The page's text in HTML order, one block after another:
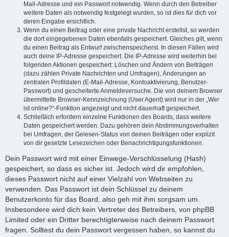
Mail-Adresse und ein Passwort notwendig. Wenn durch den Betreiber
weitere Daten als notwendig festgelegt wurden, so ist dies für dich vor
deren Eingabe ersichtlich.
Wenn du einen Beitrag oder eine private Nachricht erstellst, so werden
die dort eingegebenen Daten ebenfalls gespeichert. Gleiches gilt, wenn
du einen Beitrag als Entwurf zwischenspeicherst. In diesen Fällen wird
auch deine IP-Adresse gespeichert. Die IP-Adresse wird weiterhin bei
folgenden Aktionen gespeichert: Löschen und Ändern von Beiträgen
(dazu zählen Private Nachrichten und Umfragen), Änderungen an
zentralen Profildaten (E-Mail-Adresse, Kontoaktivierung, Benutzer-
Passwort) und gescheiterte Anmeldeversuche. Die von deinem Browser
übermittelte Browser-Kennzeichnung (User Agent) wird nur in der „Wer
ist online?“-Funktion angezeigt und nicht dauerhaft gespeichert.
Schließlich erfordern einzelne Funktionen des Boards, dass weitere
Daten gespeichert werden. Dazu gehören dein Abstimmungsverhalten
bei Umfragen, der Gelesen-Status von deinen Beiträgen oder explizit
von dir gesetzte Lesezeichen oder Benachrichtigungsfunktionen.
Dein Passwort wird mit einer Einwege-Verschlüsselung (Hash)
gespeichert, so dass es sicher ist. Jedoch wird dir empfohlen,
dieses Passwort nicht auf einer Vielzahl von Webseiten zu
verwenden. Das Passwort ist dein Schlüssel zu deinem
Benutzerkonto für das Board, also geh mit ihm sorgsam um.
Insbesondere wird dich kein Vertreter des Betreibers, von phpBB
Limited oder ein Dritter berechtigterweise nach deinem Passwort
fragen. Solltest du dein Passwort vergessen haben, so kannst du